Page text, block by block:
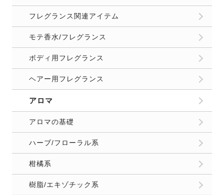
フレグランス関連アイテム
モテ香水/フレグランス
ボディ用フレグランス
ヘアー用フレグランス
アロマ
アロマの基礎
ハーブ/フローラル系
柑橘系
樹脂/エキゾチック系